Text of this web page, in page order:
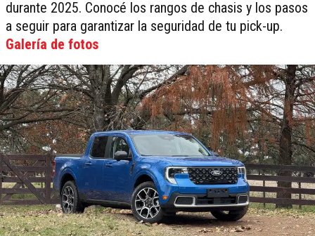
durante 2025. Conocé los rangos de chasis y los pasos
a seguir para garantizar la seguridad de tu pick-up.
Galería de fotos